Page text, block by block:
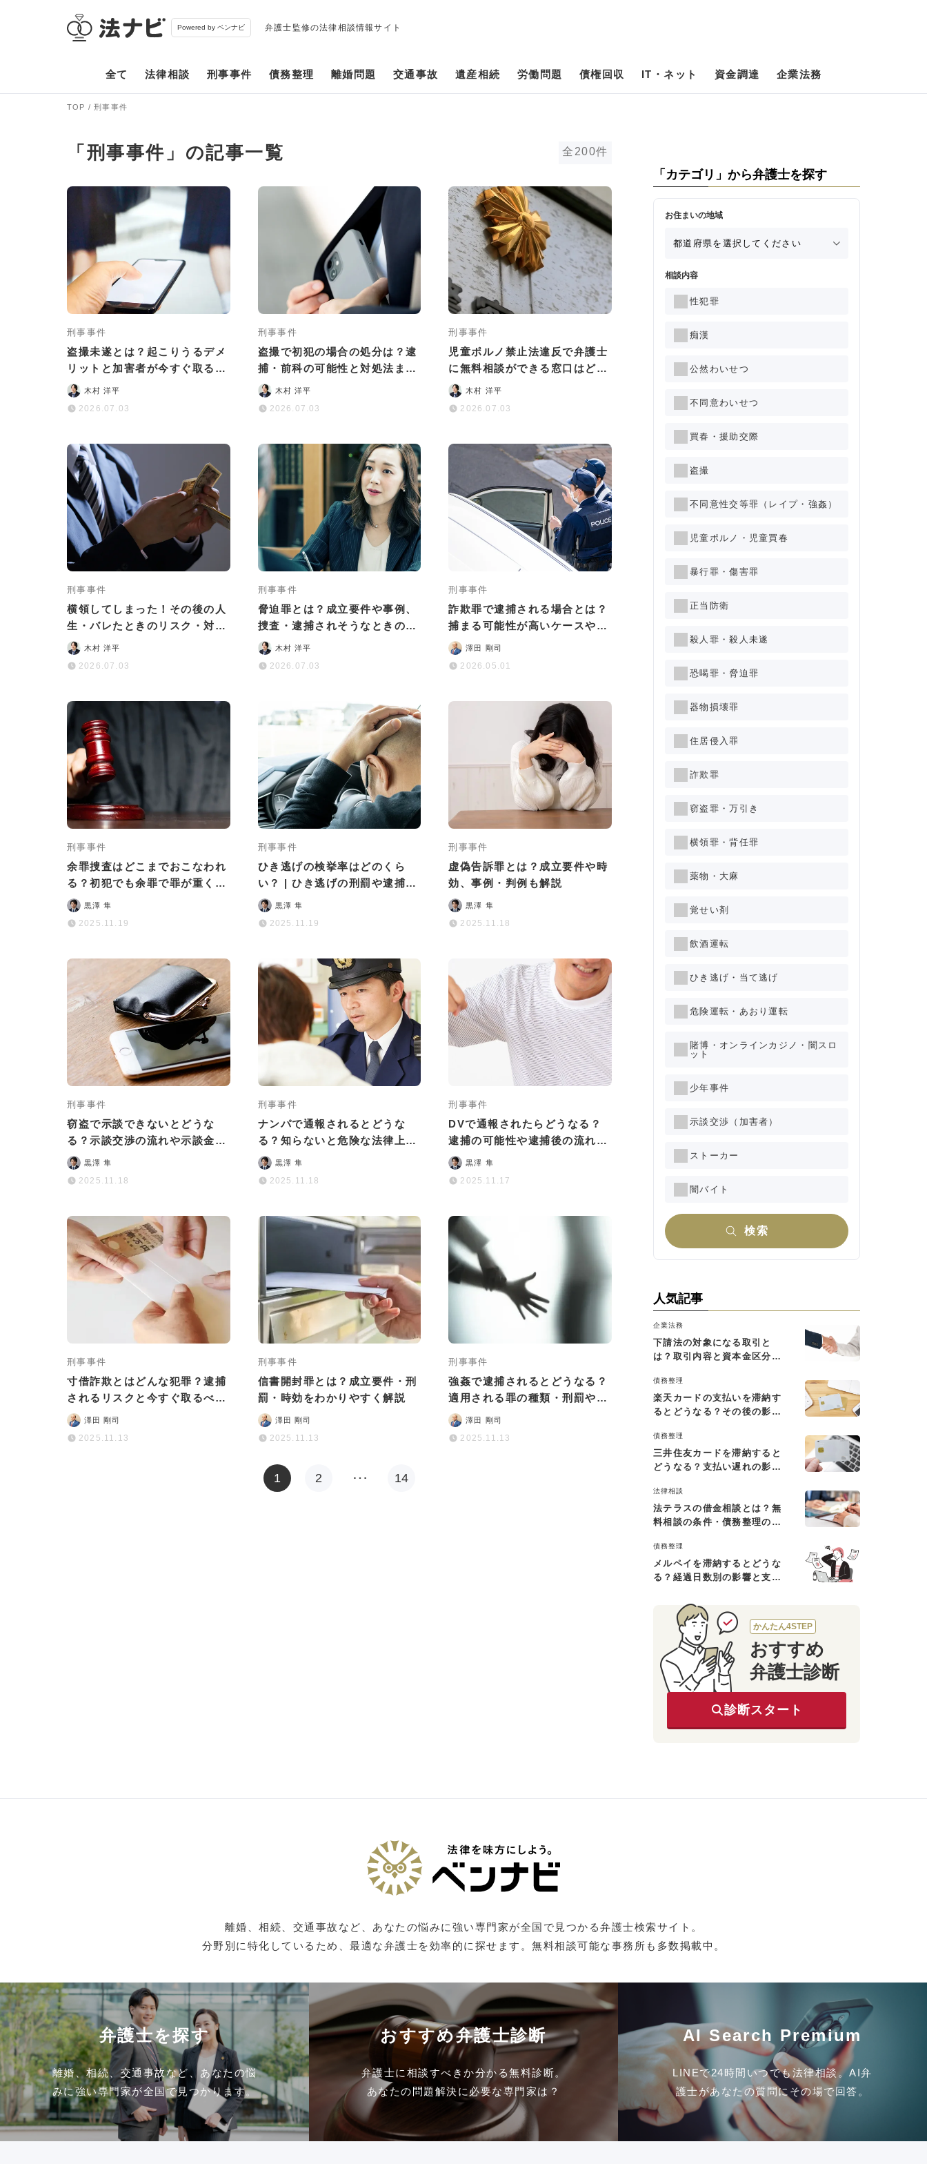
Powered by ベンナビ 弁護士監修の法律相談情報サイト
全て 法律相談 刑事事件 債務整理 離婚問題 交通事故 遺産相続 労働問題 債権回収 IT・ネット 資金調達 企業法務
TOP 刑事事件
「刑事事件」の記事一覧 全200件
刑事事件
盗撮未遂とは？起こりうるデメ
リットと加害者が今すぐ取るべ
き対応について解説
木村 洋平
2026.07.03
刑事事件
盗撮で初犯の場合の処分は？逮
捕・前科の可能性と対処法まと
め
木村 洋平
2026.07.03
刑事事件
児童ポルノ禁止法違反で弁護士
に無料相談ができる窓口はど
こ？依頼するメリットも解説
木村 洋平
2026.07.03
刑事事件
横領してしまった！その後の人
生・バレたときのリスク・対処
法を徹底解説
木村 洋平
2026.07.03
刑事事件
脅迫罪とは？成立要件や事例、
捜査・逮捕されそうなときの対
処法まで解説
木村 洋平
2026.07.03
刑事事件
詐欺罪で逮捕される場合とは？
捕まる可能性が高いケースや逮
捕された場合のリスクなど
澤田 剛司
2026.05.01
刑事事件
余罪捜査はどこまでおこなわれ
る？初犯でも余罪で罪が重くな
る可能性はある？
黒澤 隼
2025.11.19
刑事事件
ひき逃げの検挙率はどのくら
い？ | ひき逃げの刑罰や逮捕前
後の流れも徹底解説
黒澤 隼
2025.11.19
刑事事件
虚偽告訴罪とは？成立要件や時
効、事例・判例も解説
黒澤 隼
2025.11.18
刑事事件
窃盗で示談できないとどうな
る？示談交渉の流れや示談金の
相場も解説
黒澤 隼
2025.11.18
刑事事件
ナンパで通報されるとどうな
る？知らないと危険な法律上の
リスクと対処法
黒澤 隼
2025.11.18
刑事事件
DVで通報されたらどうなる？
逮捕の可能性や逮捕後の流れを
徹底解説
黒澤 隼
2025.11.17
刑事事件
寸借詐欺とはどんな犯罪？逮捕
されるリスクと今すぐ取るべき
対処法などを詳しく解説
澤田 剛司
2025.11.13
刑事事件
信書開封罪とは？成立要件・刑
罰・時効をわかりやすく解説
澤田 剛司
2025.11.13
刑事事件
強姦で逮捕されるとどうなる？
適用される罪の種類・刑罰や逮
捕後の流れを解説
澤田 剛司
2025.11.13
1 2 … 14
「カテゴリ」から弁護士を探す
お住まいの地域
相談内容
性犯罪
痴漢
公然わいせつ
不同意わいせつ
買春・援助交際
盗撮
不同意性交等罪（レイプ・強姦）
児童ポルノ・児童買春
暴行罪・傷害罪
正当防衛
殺人罪・殺人未遂
恐喝罪・脅迫罪
器物損壊罪
住居侵入罪
詐欺罪
窃盗罪・万引き
横領罪・背任罪
薬物・大麻
覚せい剤
飲酒運転
ひき逃げ・当て逃げ
危険運転・あおり運転
賭博・オンラインカジノ・闇スロ
ット
少年事件
示談交渉（加害者）
ストーカー
闇バイト
検索
人気記事
企業法務
下請法の対象になる取引と
は？取引内容と資本金区分に
債務整理
楽天カードの支払いを滞納す
るとどうなる？その後の影響
債務整理
三井住友カードを滞納すると
どうなる？支払い遅れの影響
法律相談
法テラスの借金相談とは？無
料相談の条件・債務整理の費
債務整理
メルペイを滞納するとどうな
る？経過日数別の影響と支払
かんたん4STEP
おすすめ
弁護士診断
診断スタート
離婚、相続、交通事故など、あなたの悩みに強い専門家が全国で見つかる弁護士検索サイト。
分野別に特化しているため、最適な弁護士を効率的に探せます。無料相談可能な事務所も多数掲載中。
弁護士を探す
離婚、相続、交通事故など、あなたの悩
みに強い専門家が全国で見つかります。
おすすめ弁護士診断
弁護士に相談すべきか分かる無料診断。
あなたの問題解決に必要な専門家は？
AI Search Premium
LINEで24時間いつでも法律相談。AI弁
護士があなたの質問にその場で回答。